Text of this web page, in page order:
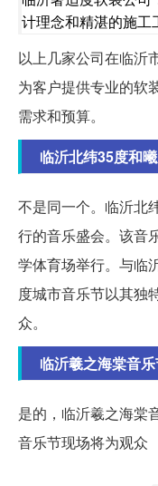
计理念和精湛的施工
以上几家公司在临沂
为客户提供专业的软
需求和预算。
临沂北纬35度和
不是同一个。临沂北
行的音乐盛会。该音
学体育场举行。与临
度城市音乐节以其独
众。
临沂羲之海棠音
是的，临沂羲之海棠
音乐节现场将为观众